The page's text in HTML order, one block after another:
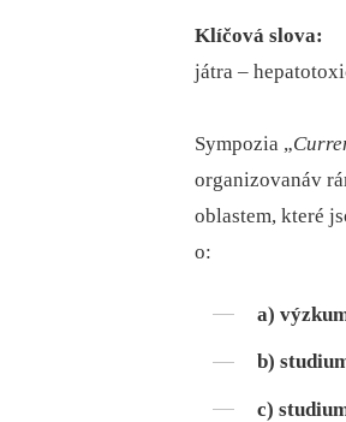
Klíčová slova:
játra –⁠
Sympozia „
organizovanáv
oblastem, které
o:
a)
b)
c)